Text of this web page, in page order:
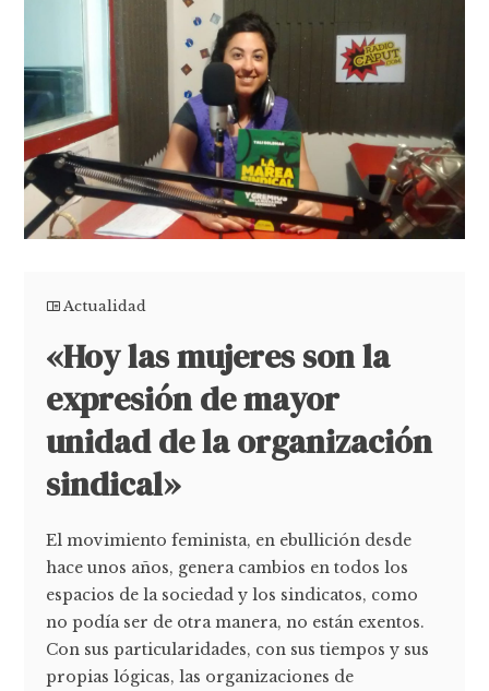
Actualidad
«Hoy las mujeres son la
expresión de mayor
unidad de la organización
sindical»
El movimiento feminista, en ebullición desde
hace unos años, genera cambios en todos los
espacios de la sociedad y los sindicatos, como
no podía ser de otra manera, no están exentos.
Con sus particularidades, con sus tiempos y sus
propias lógicas, las organizaciones de